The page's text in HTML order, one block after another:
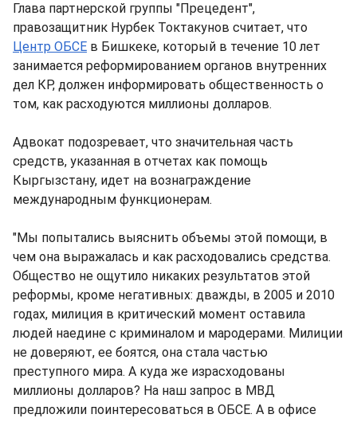
Глава партнерской группы "Прецедент",
правозащитник Нурбек Токтакунов считает, что
Центр ОБСЕ в Бишкеке, который в течение 10 лет
занимается реформированием органов внутренних
дел КР, должен информировать общественность о
том, как расходуются миллионы долларов.
Адвокат подозревает, что значительная часть
средств, указанная в отчетах как помощь
Кыргызстану, идет на вознаграждение
международным функционерам.
"Мы попытались выяснить объемы этой помощи, в
чем она выражалась и как расходовались средства.
Общество не ощутило никаких результатов этой
реформы, кроме негативных: дважды, в 2005 и 2010
годах, милиция в критический момент оставила
людей наедине с криминалом и мародерами. Милиции
не доверяют, ее боятся, она стала частью
преступного мира. А куда же израсходованы
миллионы долларов? На наш запрос в МВД
предложили поинтересоваться в ОБСЕ. А в офисе